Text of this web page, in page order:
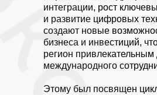
интеграции, рост
и развитие цифровых
создают новые
бизнеса и инвестиций,
регион привлекательным
международного
Этому был посвящен